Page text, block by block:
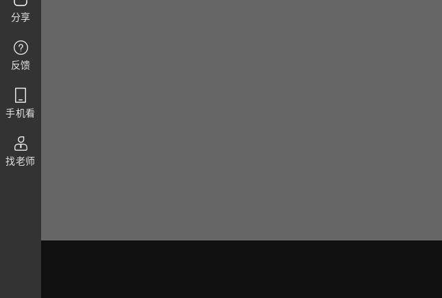
分享
反馈
手机看
找老师